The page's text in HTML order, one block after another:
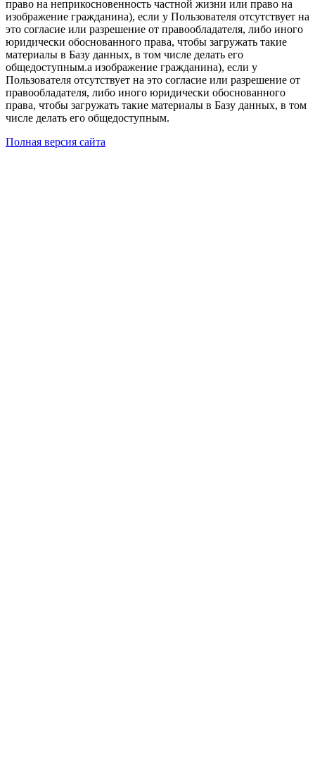
право на неприкосновенность частной жизни или право на
изображение гражданина), если у Пользователя отсутствует на
это согласие или разрешение от правообладателя, либо иного
юридически обоснованного права, чтобы загружать такие
материалы в Базу данных, в том числе делать его
общедоступным.а изображение гражданина), если у
Пользователя отсутствует на это согласие или разрешение от
правообладателя, либо иного юридически обоснованного
права, чтобы загружать такие материалы в Базу данных, в том
числе делать его общедоступным.
Полная версия сайта